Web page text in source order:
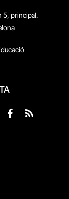
5, principal.
Facebook
RSS